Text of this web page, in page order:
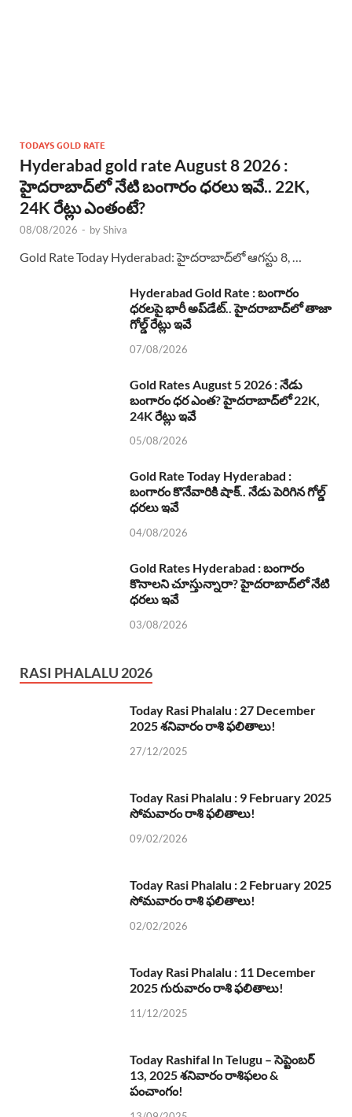
TODAYS GOLD RATE
Hyderabad gold rate August 8 2026 :
హైదరాబాద్‌లో నేటి బంగారం ధరలు ఇవే.. 22K,
24K రేట్లు ఎంతంటే?
08/08/2026 - byShiva
Gold Rate Today Hyderabad: హైదరాబాద్‌లో ఆగస్టు 8, …
Hyderabad Gold Rate : బంగారం
ధరలపై భారీ అప్‌డేట్.. హైదరాబాద్‌లో తాజా
గోల్డ్ రేట్లు ఇవే
07/08/2026
Gold Rates August 5 2026 : నేడు
బంగారం ధర ఎంత? హైదరాబాద్‌లో 22K,
24K రేట్లు ఇవే
05/08/2026
Gold Rate Today Hyderabad :
బంగారం కొనేవారికి షాక్.. నేడు పెరిగిన గోల్డ్
ధరలు ఇవే
04/08/2026
Gold Rates Hyderabad : బంగారం
కొనాలని చూస్తున్నారా? హైదరాబాద్‌లో నేటి
ధరలు ఇవే
03/08/2026
RASI PHALALU 2026
Today Rasi Phalalu : 27 December
2025 శనివారం రాశి ఫలితాలు!
27/12/2025
Today Rasi Phalalu : 9 February 2025
సోమవారం రాశి ఫలితాలు!
09/02/2026
Today Rasi Phalalu : 2 February 2025
సోమవారం రాశి ఫలితాలు!
02/02/2026
Today Rasi Phalalu : 11 December
2025 గురువారం రాశి ఫలితాలు!
11/12/2025
Today Rashifal In Telugu – సెప్టెంబర్
13, 2025 శనివారం రాశిఫలం &
పంచాంగం!